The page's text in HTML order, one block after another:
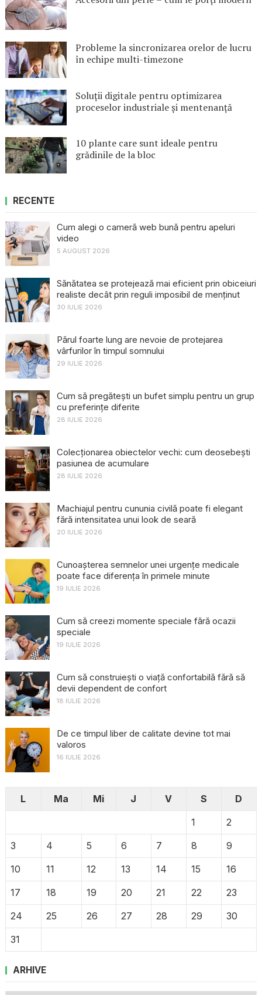
Probleme la sincronizarea orelor de lucru
în echipe multi-timezone
Soluții digitale pentru optimizarea
proceselor industriale și mentenanță
10 plante care sunt ideale pentru
grădinile de la bloc
RECENTE
Cum alegi o cameră web bună pentru apeluri
video
5 AUGUST 2026
Sănătatea se protejează mai eficient prin obiceiuri
realiste decât prin reguli imposibil de menținut
30 IULIE 2026
Părul foarte lung are nevoie de protejarea
vârfurilor în timpul somnului
29 IULIE 2026
Cum să pregătești un bufet simplu pentru un grup
cu preferințe diferite
28 IULIE 2026
Colecționarea obiectelor vechi: cum deosebești
pasiunea de acumulare
28 IULIE 2026
Machiajul pentru cununia civilă poate fi elegant
fără intensitatea unui look de seară
20 IULIE 2026
Cunoașterea semnelor unei urgențe medicale
poate face diferența în primele minute
19 IULIE 2026
Cum să creezi momente speciale fără ocazii
speciale
19 IULIE 2026
Cum să construiești o viață confortabilă fără să
devii dependent de confort
18 IULIE 2026
De ce timpul liber de calitate devine tot mai
valoros
16 IULIE 2026
L Ma Mi J V S
D
1
2
3
4 5 6 7 8
9
10
11 12 13 14 15
16
17
18 19 20 21 22
23
24
25 26 27 28 29
30
31
ARHIVE